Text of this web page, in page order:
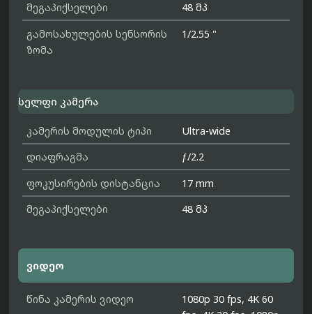
მეგაპიქსელები
48 მპ
გამოსახულების სენსორის
ზომა
1/2.55 "
სელფი კამერა
კამერის მოდულის ტიპი
Ultra-wide
დიაფრაგმა
ƒ/2.2
ფოკუსირების დისტანცია
17 mm
მეგაპიქსელები
48 მპ
ვიდეო
წინა კამერის ვიდეო
1080p 30 fps, 4K 60